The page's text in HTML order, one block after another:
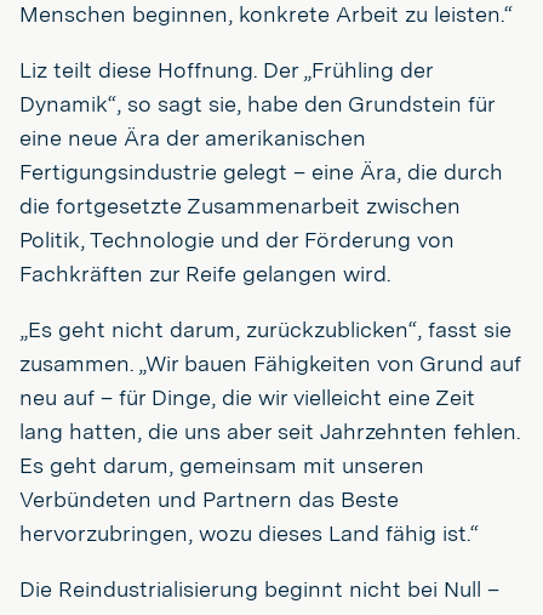
Menschen beginnen, konkrete Arbeit zu leisten.“
Liz teilt diese Hoffnung. Der „Frühling der
Dynamik“, so sagt sie, habe den Grundstein für
eine neue Ära der amerikanischen
Fertigungsindustrie gelegt – eine Ära, die durch
die fortgesetzte Zusammenarbeit zwischen
Politik, Technologie und der Förderung von
Fachkräften zur Reife gelangen wird.
„Es geht nicht darum, zurückzublicken“, fasst sie
zusammen. „Wir bauen Fähigkeiten von Grund auf
neu auf – für Dinge, die wir vielleicht eine Zeit
lang hatten, die uns aber seit Jahrzehnten fehlen.
Es geht darum, gemeinsam mit unseren
Verbündeten und Partnern das Beste
hervorzubringen, wozu dieses Land fähig ist.“
Die Reindustrialisierung beginnt nicht bei Null –